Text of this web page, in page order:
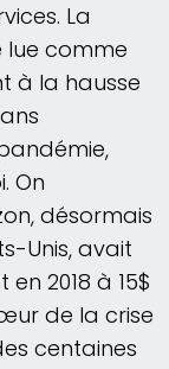
La
lue comme
à la hausse
On
désormais
Unis, avait
2018 à 15$
de la crise
centaines